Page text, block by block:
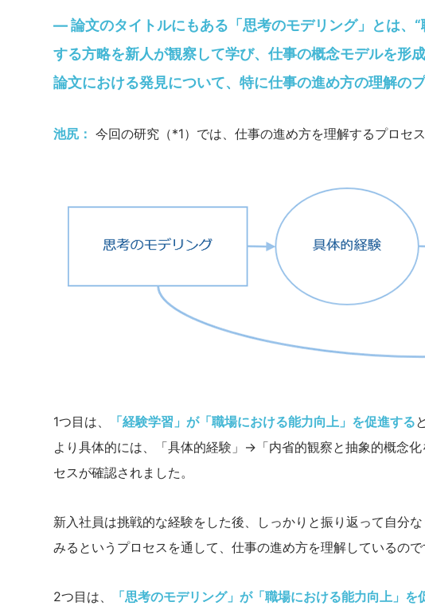
— 論文のタイトルにもある「思考のモデリング」とは、
する方略を新人が観察して学び、仕事の概念モデルを形
論文における発見について、特に仕事の進め方の理解の
池尻： 今回の研究（*1）では、仕事の進め方を理解するプロセ
1つ目は、 「経験学習」が「職場における能力向上」を促進する
より具体的には、「具体的経験」→「内省的観察と抽象的概念
セスが確認されました。
新入社員は挑戦的な経験をした後、しっかりと振り返って自分
みるというプロセスを通して、仕事の進め方を理解しているので
2つ目は、 「思考のモデリング」が「職場における能力向上」を